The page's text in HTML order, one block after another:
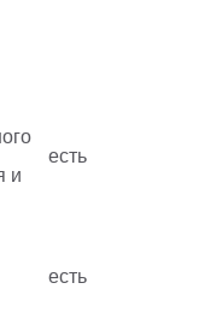
и
есть
есть